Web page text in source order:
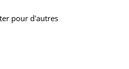
pour d'autres